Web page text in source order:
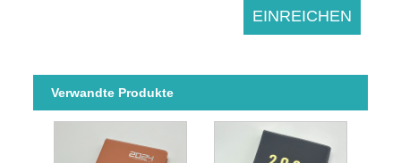
Verwandte Produkte